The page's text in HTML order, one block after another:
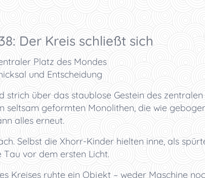
Der Kreis schließt sich
Platz des Mondes
und Entscheidung
strich über das staublose Gestein des
seltsam geformten Monolithen, die wie
alles erneut.
Selbst die Xhorr-Kinder hielten inne, als
Tau vor dem ersten Licht.
Kreises ruhte ein Objekt – weder Maschine